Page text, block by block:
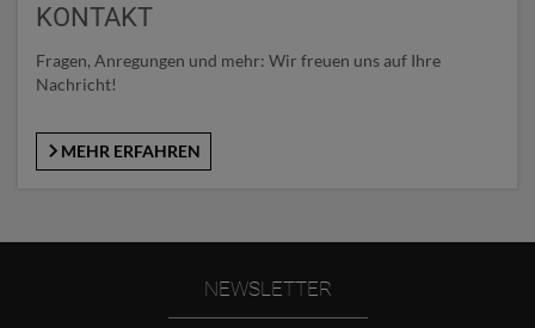
KONTAKT
Fragen, Anregungen und mehr: Wir freuen uns auf Ihre
Nachricht!
MEHR ERFAHREN
NEWSLETTER